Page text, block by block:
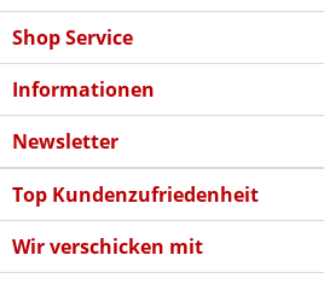
Shop Service
Informationen
Newsletter
Top Kundenzufriedenheit
Wir verschicken mit